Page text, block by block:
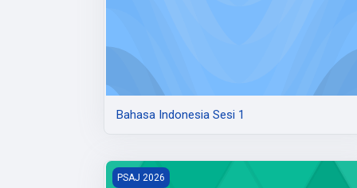
Bahasa Indonesia Sesi 1
Bahasa Indonesia Sesi 4
PSAJ 2026